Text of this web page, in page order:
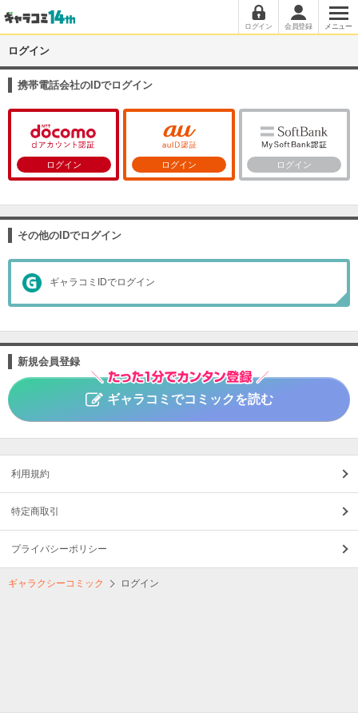
ログイン 会員登録 メニュー
ログイン
携帯電話会社のIDでログイン
ログイン ログイン ログイン
その他のIDでログイン
ギャラコミIDでログイン
新規会員登録
ギャラコミでコミックを読む
利用規約
特定商取引
プライバシーポリシー
ギャラクシーコミック ログイン